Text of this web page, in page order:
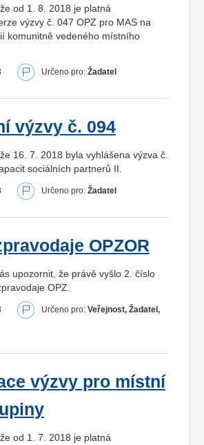
od 1. 8. 2018 je platná
výzvy č. 047 OPZ pro MAS na
komunitně vedeného místního
Určeno pro: Žadatel
výzvy č. 094
16. 7. 2018 byla vyhlášena výzva č.
sociálních partnerů II.
Určeno pro: Žadatel
OPZOR
upozornit, že právě vyšlo 2. číslo
OPZ.
Určeno pro: Veřejnost, Žadatel,
výzvy pro místní
od 1. 7. 2018 je platná